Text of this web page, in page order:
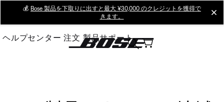
Main
💰 Bose 製品を下取りに出すと最大 ¥30,000 のクレジットを獲得で
きます。
ヘルプセンター 注文 製品サポート